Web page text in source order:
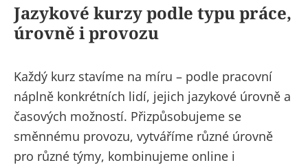
Jazykové kurzy podle typu práce,
úrovně i provozu
Každý kurz stavíme na míru – podle pracovní
náplně konkrétních lidí, jejich jazykové úrovně a
časových možností. Přizpůsobujeme se
směnnému provozu, vytváříme různé úrovně
pro různé týmy, kombinujeme online i